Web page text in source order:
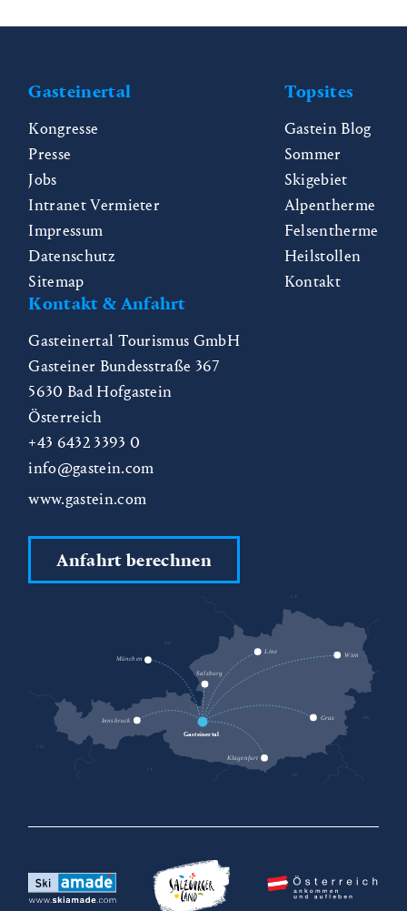
Gasteinertal
Kongresse
Presse
Jobs
Intranet Vermieter
Impressum
Datenschutz
Sitemap
Topsites
Gastein Blog
Sommer
Skigebiet
Alpentherme
Felsentherme
Heilstollen
Kontakt
Kontakt & Anfahrt
Gasteinertal Tourismus GmbH
Gasteiner Bundesstraße 367
5630 Bad Hofgastein
Österreich
+43 6432 3393 0
info@gastein.com
www.gastein.com
Anfahrt berechnen
München
Innsbruck
Klagenfurt
Graz
Wien
Linz
Gasteinertal
Salzburg
CZ